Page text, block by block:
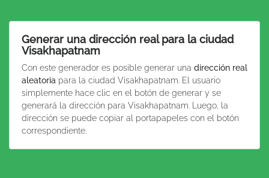
Generar una dirección real para la ciudad
Visakhapatnam
Con este generador es posible generar una dirección real
aleatoria para la ciudad Visakhapatnam. El usuario
simplemente hace clic en el botón de generar y se
generará la dirección para Visakhapatnam. Luego, la
dirección se puede copiar al portapapeles con el botón
correspondiente.